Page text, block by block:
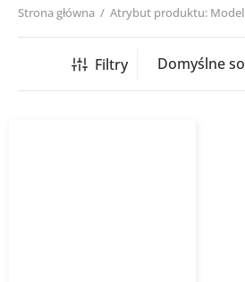
Strona główna / Atrybut produktu: Model
Filtry